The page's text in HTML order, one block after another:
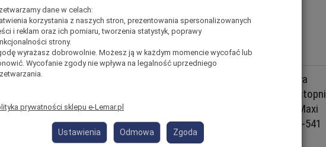
Line
681
Solid Line TELESTEPS
61209-601
Jest
Drabina włazowa
teleskopowa 1x10 stopni
aluminiowa Loft Maxi
TELESTEPS 72527-541
dane w celach:
korzystania z naszych stron, prezentowania spersonalizowanych
i reklam oraz ich pomiaru, tworzenia statystyk, poprawy
strony.
wyrażasz dobrowolnie. Możesz ją w każdym momencie wycofać lub
Wycofanie zgody nie wpływa na legalność uprzedniego
prywatności sklepu e-Lemar.pl
Ustawienia Odmowa Zgoda